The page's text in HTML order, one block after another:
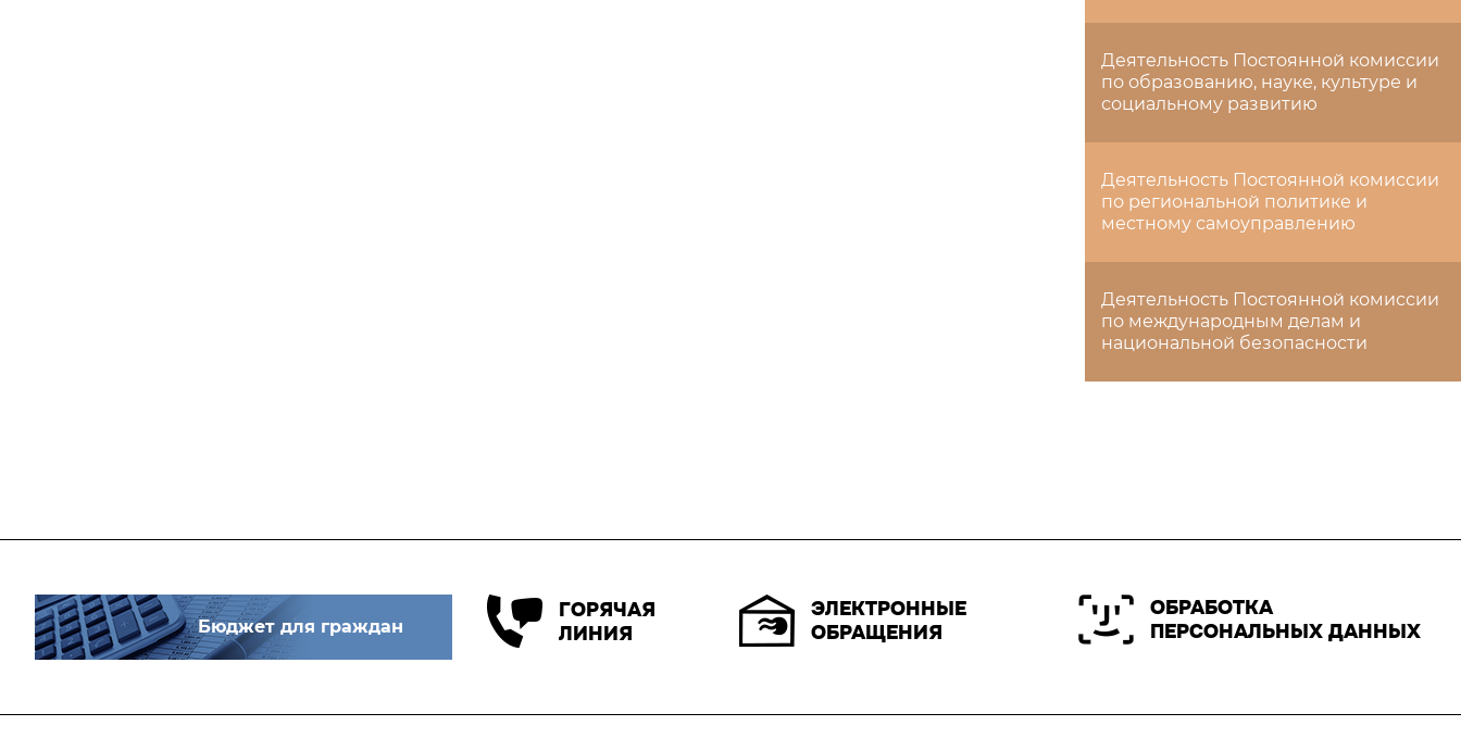
Деятельность Постоянной комиссии
по образованию, науке, культуре и
социальному развитию
Деятельность Постоянной комиссии
по региональной политике и
местному самоуправлению
Деятельность Постоянной комиссии
по международным делам и
национальной безопасности
Бюджет для граждан
ГОРЯЧАЯ
ЛИНИЯ
ЭЛЕКТРОННЫЕ
ОБРАЩЕНИЯ
ОБРАБОТКА
ПЕРСОНАЛЬНЫХ ДАННЫХ